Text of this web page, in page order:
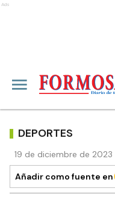
Ads
DEPORTES
19 de diciembre de
Añadir como fuente en